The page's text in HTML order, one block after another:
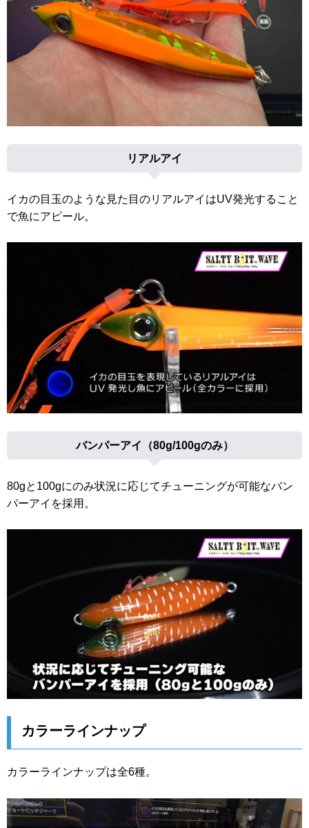
リアルアイ
イカの目玉のような見た目のリアルアイはUV発光すること
で魚にアピール。
バンパーアイ（80g/100gのみ）
80gと100gにのみ状況に応じてチューニングが可能なバン
パーアイを採用。
カラーラインナップ
カラーラインナップは全6種。